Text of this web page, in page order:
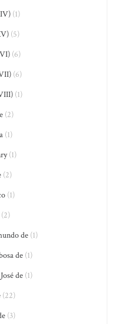
(1)
(5)
(6)
(6)
(1)
(2)
(1)
(1)
(2)
(1)
(2)
de (1)
de(1)
de(1)
(22)
(3)